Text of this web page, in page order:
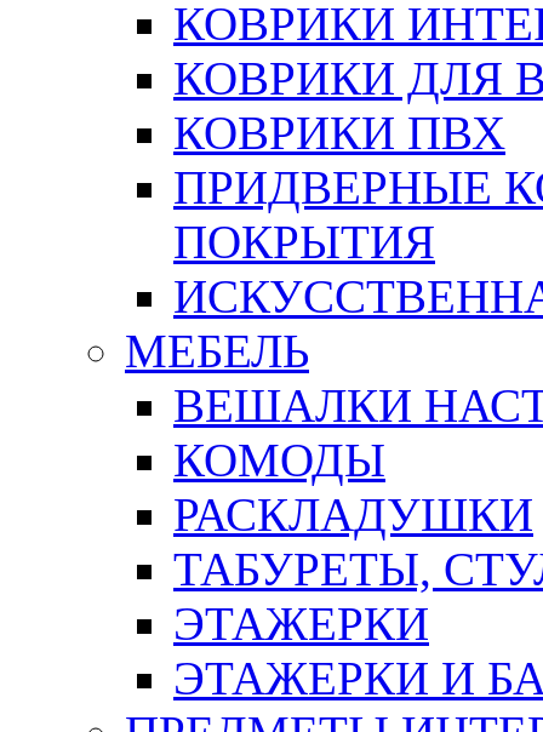
КОВРИКИ
КОВРИКИ ДЛЯ
КОВРИКИ ПВХ
ПРИДВЕРНЫЕ
ПОКРЫТИЯ
МЕБЕЛЬ
ВЕШАЛКИ
КОМОДЫ
РАСКЛАДУШКИ
ТАБУРЕТЫ,
ЭТАЖЕРКИ
ЭТАЖЕРКИ И